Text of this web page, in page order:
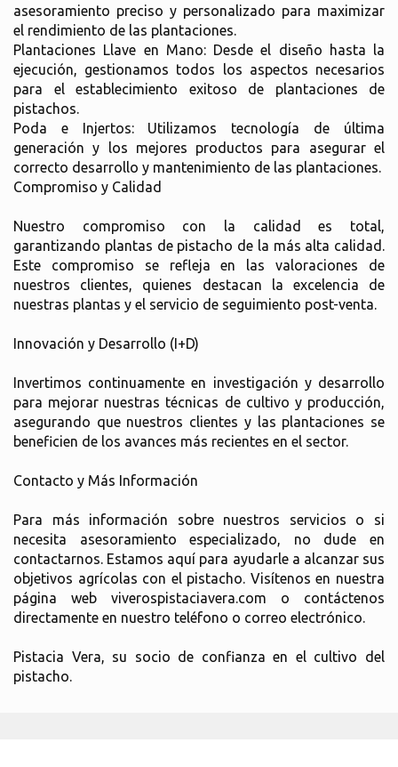
asesoramiento preciso y personalizado para maximizar
el rendimiento de las plantaciones.
Plantaciones Llave en Mano: Desde el diseño hasta la
ejecución, gestionamos todos los aspectos necesarios
para el establecimiento exitoso de plantaciones de
pistachos.
Poda e Injertos: Utilizamos tecnología de última
generación y los mejores productos para asegurar el
correcto desarrollo y mantenimiento de las plantaciones.
Compromiso y Calidad
Nuestro compromiso con la calidad es total,
garantizando plantas de pistacho de la más alta calidad.
Este compromiso se refleja en las valoraciones de
nuestros clientes, quienes destacan la excelencia de
nuestras plantas y el servicio de seguimiento post-venta.
Innovación y Desarrollo (I+D)
Invertimos continuamente en investigación y desarrollo
para mejorar nuestras técnicas de cultivo y producción,
asegurando que nuestros clientes y las plantaciones se
beneficien de los avances más recientes en el sector.
Contacto y Más Información
Para más información sobre nuestros servicios o si
necesita asesoramiento especializado, no dude en
contactarnos. Estamos aquí para ayudarle a alcanzar sus
objetivos agrícolas con el pistacho. Visítenos en nuestra
página web viverospistaciavera.com o contáctenos
directamente en nuestro teléfono o correo electrónico.
Pistacia Vera, su socio de confianza en el cultivo del
pistacho.